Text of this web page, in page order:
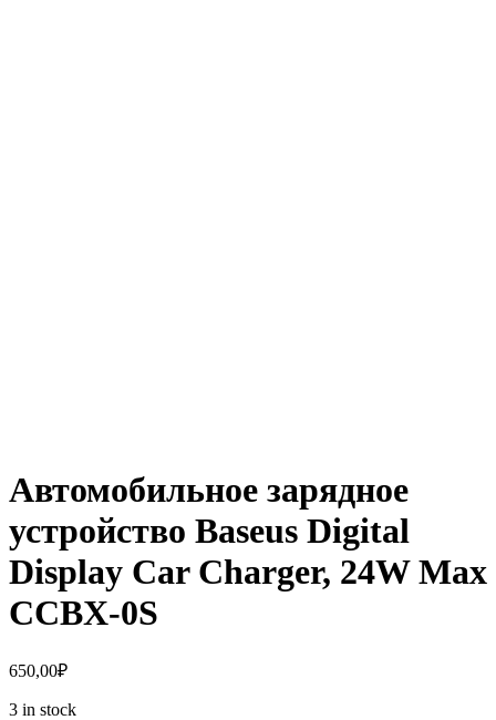
Автомобильное зарядное
устройство Baseus Digital
Display Car Charger, 24W Max
CCBX-0S
650,00₽
3 in stock